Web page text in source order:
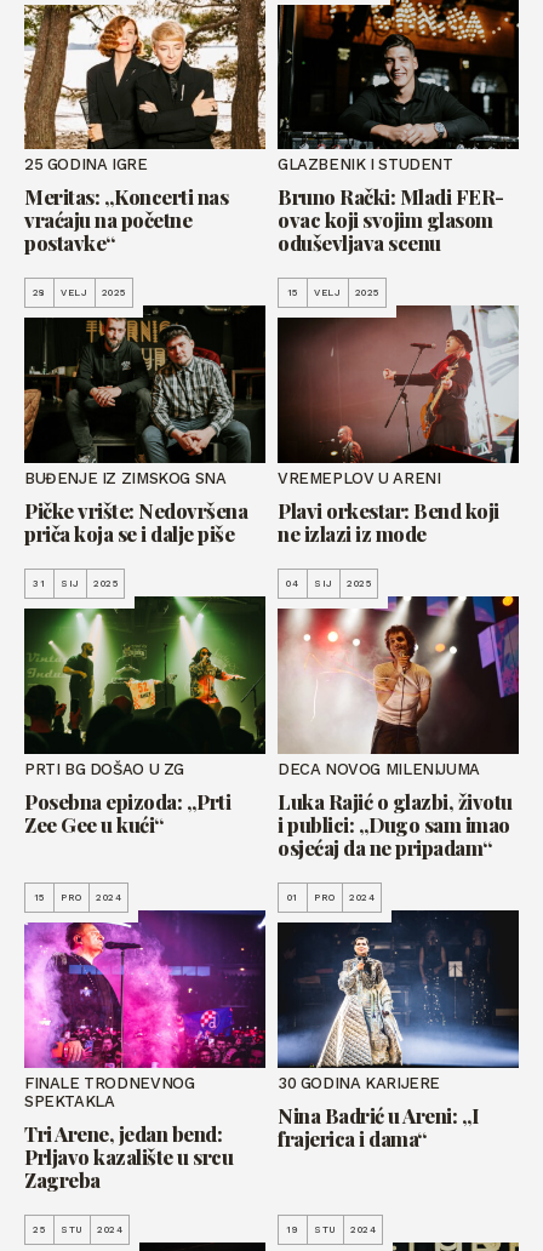
25 GODINA IGRE
Meritas: „Koncerti nas
vraćaju na početne
postavke“
GLAZBENIK I STUDENT
Bruno Rački: Mladi FER-
ovac koji svojim glasom
oduševljava scenu
28 VELJ 2025
BUĐENJE IZ ZIMSKOG SNA
Pičke vrište: Nedovršena
priča koja se i dalje piše
15 VELJ 2025
VREMEPLOV U ARENI
Plavi orkestar: Bend koji
ne izlazi iz mode
31 SIJ 2025
PRTI BG DOŠAO U ZG
Posebna epizoda: „Prti
Zee Gee u kući“
04 SIJ 2025
DECA NOVOG MILENIJUMA
Luka Rajić o glazbi, životu
i publici: „Dugo sam imao
osjećaj da ne pripadam“
15 PRO 2024
FINALE TRODNEVNOG
SPEKTAKLA
Tri Arene, jedan bend:
Prljavo kazalište u srcu
Zagreba
01 PRO 2024
30 GODINA KARIJERE
Nina Badrić u Areni: „I
frajerica i dama“
25 STU 2024 19 STU 2024